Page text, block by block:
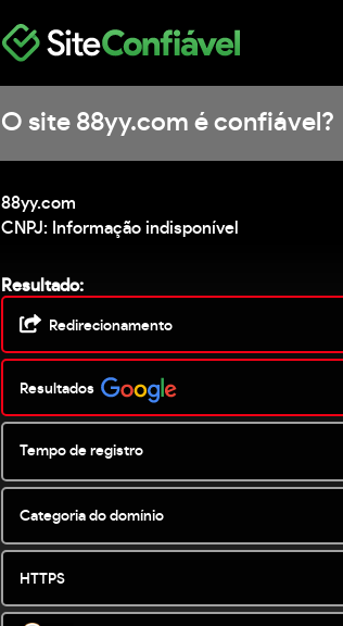
O site 88yy.com é confiável?
88yy.com
CNPJ: Informação indisponível
Resultado:
Redirecionamento
Resultados
Tempo de registro
Categoria do domínio
HTTPS